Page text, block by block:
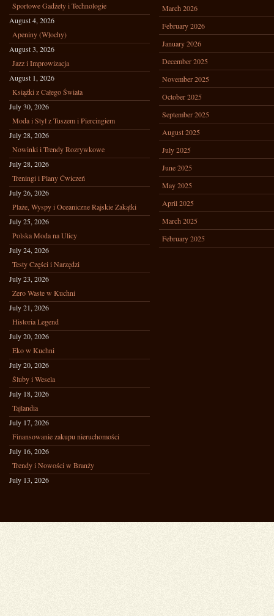
Sportowe Gadżety i Technologie
August 4, 2026
Apeniny (Włochy)
August 3, 2026
Jazz i Improwizacja
August 1, 2026
Książki z Całego Świata
July 30, 2026
Moda i Styl z Tuszem i Piercingiem
July 28, 2026
Nowinki i Trendy Rozrywkowe
July 28, 2026
Treningi i Plany Ćwiczeń
July 26, 2026
Plaże, Wyspy i Oceaniczne Rajskie Zakątki
July 25, 2026
Polska Moda na Ulicy
July 24, 2026
Testy Części i Narzędzi
July 23, 2026
Zero Waste w Kuchni
July 21, 2026
Historia Legend
July 20, 2026
Eko w Kuchni
July 20, 2026
Śluby i Wesela
July 18, 2026
Tajlandia
July 17, 2026
Finansowanie zakupu nieruchomości
July 16, 2026
Trendy i Nowości w Branży
July 13, 2026
March 2026
February 2026
January 2026
December 2025
November 2025
October 2025
September 2025
August 2025
July 2025
June 2025
May 2025
April 2025
March 2025
February 2025